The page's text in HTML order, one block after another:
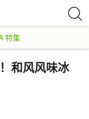
特集
和风风味冰